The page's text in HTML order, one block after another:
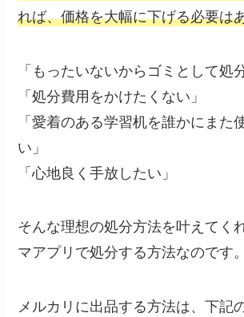
れば、価格を大幅に下げる必要は
「もったいないからゴミとして処
「処分費用をかけたくない」
「愛着のある学習机を誰かにまた
い」
「心地良く手放したい」
そんな理想の処分方法を叶えてく
マアプリで処分する方法なのです。
メルカリに出品する方法は、下記